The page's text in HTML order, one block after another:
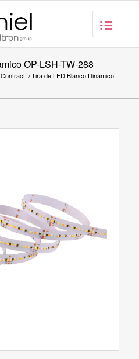
OP-LSH-TW-288
Contract /Tira de LED Blanco Dinámico